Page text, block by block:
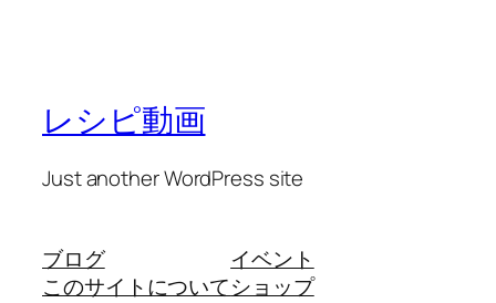
レシピ動画
Just another WordPress site
ブログ
このサイトについて
イベント
ショップ